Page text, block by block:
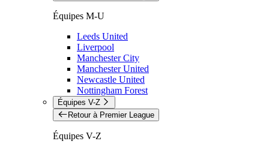
Équipes M-U
Leeds United
Liverpool
Manchester City
Manchester United
Newcastle United
Nottingham Forest
Équipes V-Z
Retour à Premier League
Équipes V-Z